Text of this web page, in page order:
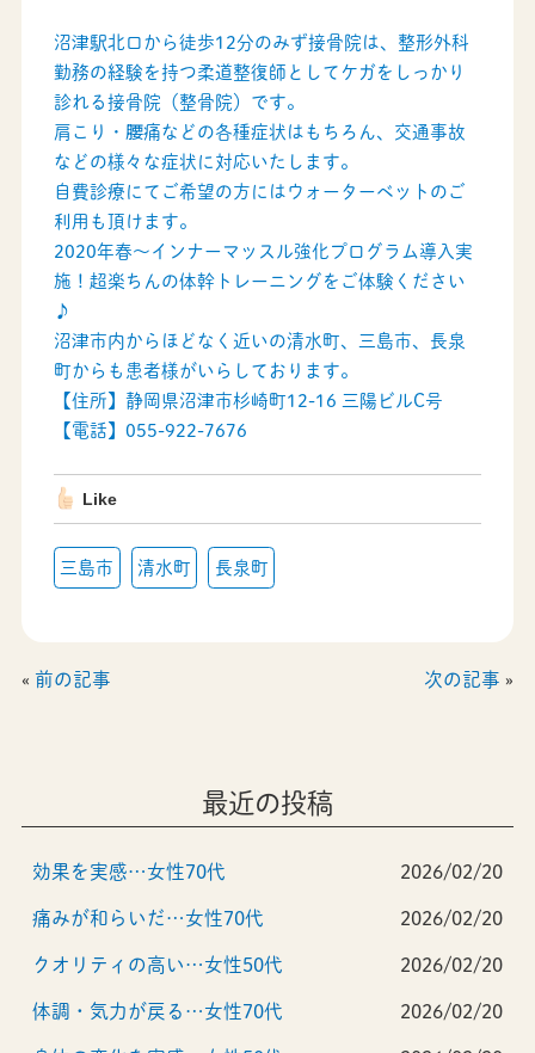
沼津駅北口から徒歩12分のみず接骨院は、整形外科
勤務の経験を持つ柔道整復師としてケガをしっかり
診れる接骨院（整骨院）です。
肩こり・腰痛などの各種症状はもちろん、交通事故
などの様々な症状に対応いたします。
自費診療にてご希望の方にはウォーターベットのご
利用も頂けます。
2020年春～インナーマッスル強化プログラム導入実
施！超楽ちんの体幹トレーニングをご体験ください
♪
沼津市内からほどなく近いの清水町、三島市、長泉
町からも患者様がいらしております。
【住所】静岡県沼津市杉崎町12-16 三陽ビルC号
【電話】055-922-7676
Like
三島市 清水町 長泉町
« 前の記事 次の記事 »
最近の投稿
効果を実感…女性70代 2026/02/20
痛みが和らいだ…女性70代 2026/02/20
クオリティの高い…女性50代 2026/02/20
体調・気力が戻る…女性70代 2026/02/20